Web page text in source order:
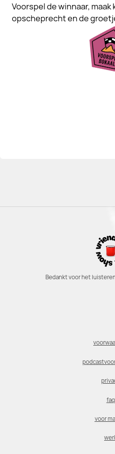
Voorspel de winnaar,
opscheprecht en de
Bedankt voor het
faq
voor